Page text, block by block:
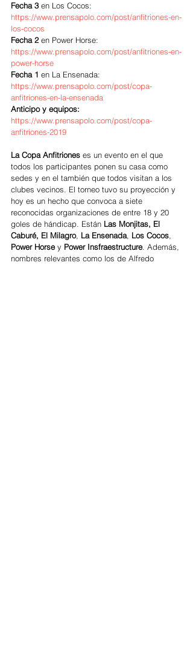
Fecha 3 en Los Cocos:
https://www.prensapolo.com/post/anfitriones-en-
los-cocos
Fecha 2 en Power Horse:
https://www.prensapolo.com/post/anfitriones-en-
power-horse
Fecha 1 en La Ensenada:
https://www.prensapolo.com/post/copa-
anfitriones-en-la-ensenada
Anticipo y equipos:
https://www.prensapolo.com/post/copa-
anfitriones-2019
La Copa Anfitriones es un evento en el que
todos los participantes ponen su casa como
sedes y en el también que todos visitan a los
clubes vecinos. El torneo tuvo su proyección y
hoy es un hecho que convoca a siete
reconocidas organizaciones de entre 18 y 20
goles de hándicap. Están Las Monjitas, El
Caburé, El Milagro, La Ensenada, Los Cocos,
Power Horse y Power Insfraestructure. Además,
nombres relevantes como los de Alfredo